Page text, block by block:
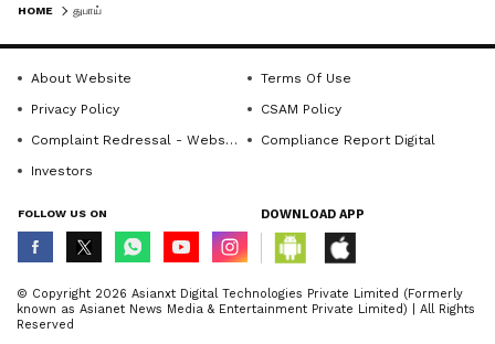
HOME துபாய்
About Website
Terms Of Use
Privacy Policy
CSAM Policy
Complaint Redressal - Website
Compliance Report Digital
Investors
FOLLOW US ON DOWNLOAD APP
© Copyright 2026 Asianxt Digital Technologies Private Limited (Formerly
known as Asianet News Media & Entertainment Private Limited) | All Rights
Reserved